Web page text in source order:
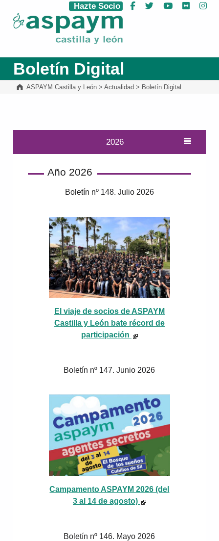
ASPAYM Castilla y León
Hazte Socio Facebook
Twitter YouTube
Flickr
Boletín Digital
ASPAYM Castilla y León> Actualidad > Boletín Digital
2026
Año 2026
Boletín nº 148. Julio 2026
El viaje de socios de ASPAYM
Castilla y León bate récord de
participación
Boletín nº 147. Junio 2026
Campamento ASPAYM 2026 (del
3 al 14 de agosto)
Boletín nº 146. Mayo 2026